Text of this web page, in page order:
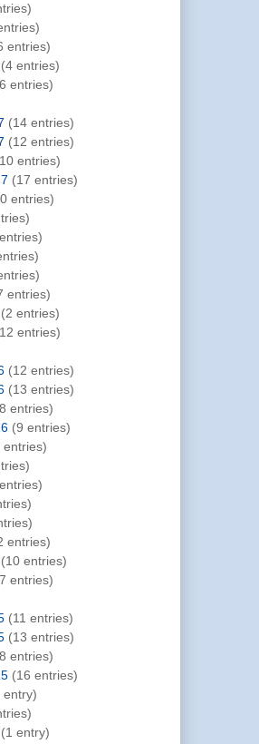
entries)
(4 entries)
entries)
(14 entries)
(12 entries)
entries)
(17 entries)
entries)
entries)
(2 entries)
entries)
(12 entries)
(13 entries)
entries)
(9 entries)
entries)
entries)
(10 entries)
entries)
(11 entries)
(13 entries)
entries)
(16 entries)
entry)
(1 entry)